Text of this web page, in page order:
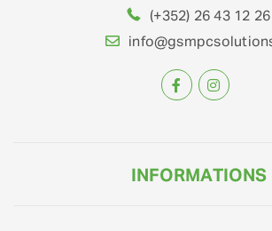
(+352) 26 43 12 26
INFORMATIONS